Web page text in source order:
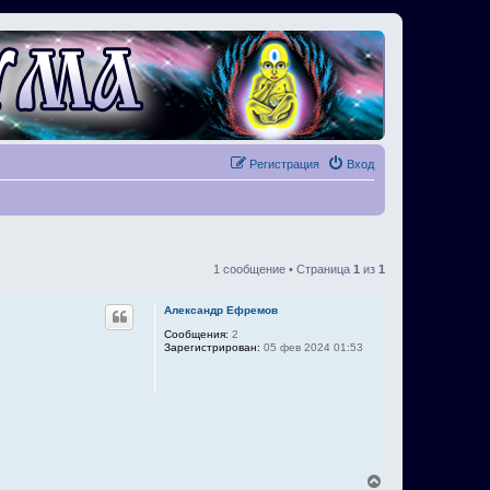
Вход
Регистрация
1 сообщение • Страница 1 из 1
Александр Ефремов
Сообщения: 2
Зарегистрирован: 05 фев 2024 01:53